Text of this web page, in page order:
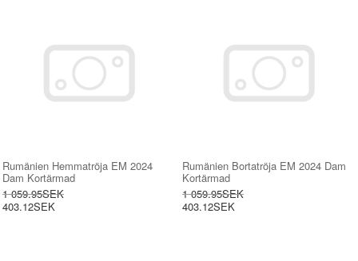
Rumänien Hemmatröja EM 2024
Dam Kortärmad
1 059.95SEK
403.12SEK
Rumänien Bortatröja EM 2024 Dam
Kortärmad
1 059.95SEK
403.12SEK